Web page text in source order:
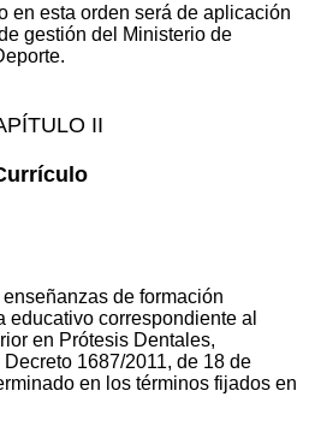
en esta orden será de aplicación
gestión del Ministerio de
II
de formación
educativo correspondiente al
en Prótesis Dentales,
1687/2011, de 18 de
en los términos fijados en